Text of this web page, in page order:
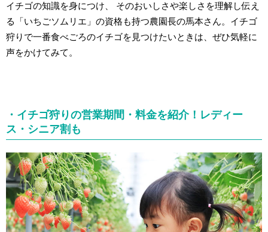
イチゴの知識を身につけ、 そのおいしさや楽しさを理解し伝え
る「いちごソムリエ」の資格も持つ農園長の馬本さん。イチゴ
狩りで一番食べごろのイチゴを見つけたいときは、ぜひ気軽に
声をかけてみて。
・イチゴ狩りの営業期間・料金を紹介！レディー
ス・シニア割も